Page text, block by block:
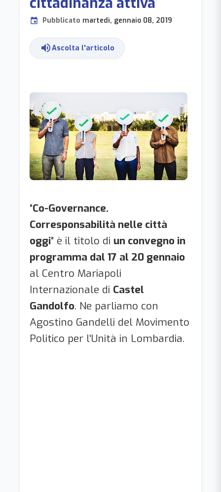
event Pubblicato martedì, gennaio 08, 2019
volume_upAscolta l'articolo
"Co-Governance.
Corresponsabilità nelle città
oggi" è il titolo di un convegno in
programma dal 17 al 20 gennaio
al Centro Mariapoli
Internazionale di Castel
Gandolfo. Ne parliamo con
Agostino Gandelli del Movimento
Politico per l'Unità in Lombardia.